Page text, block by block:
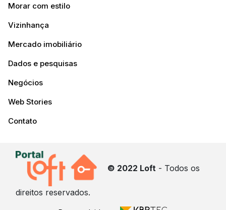
Morar com estilo
Vizinhança
Mercado imobiliário
Dados e pesquisas
Negócios
Web Stories
Contato
© 2022 Loft - Todos os
direitos reservados.